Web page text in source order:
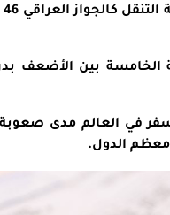
في العالم مدى صعوبة
معظم الدول.